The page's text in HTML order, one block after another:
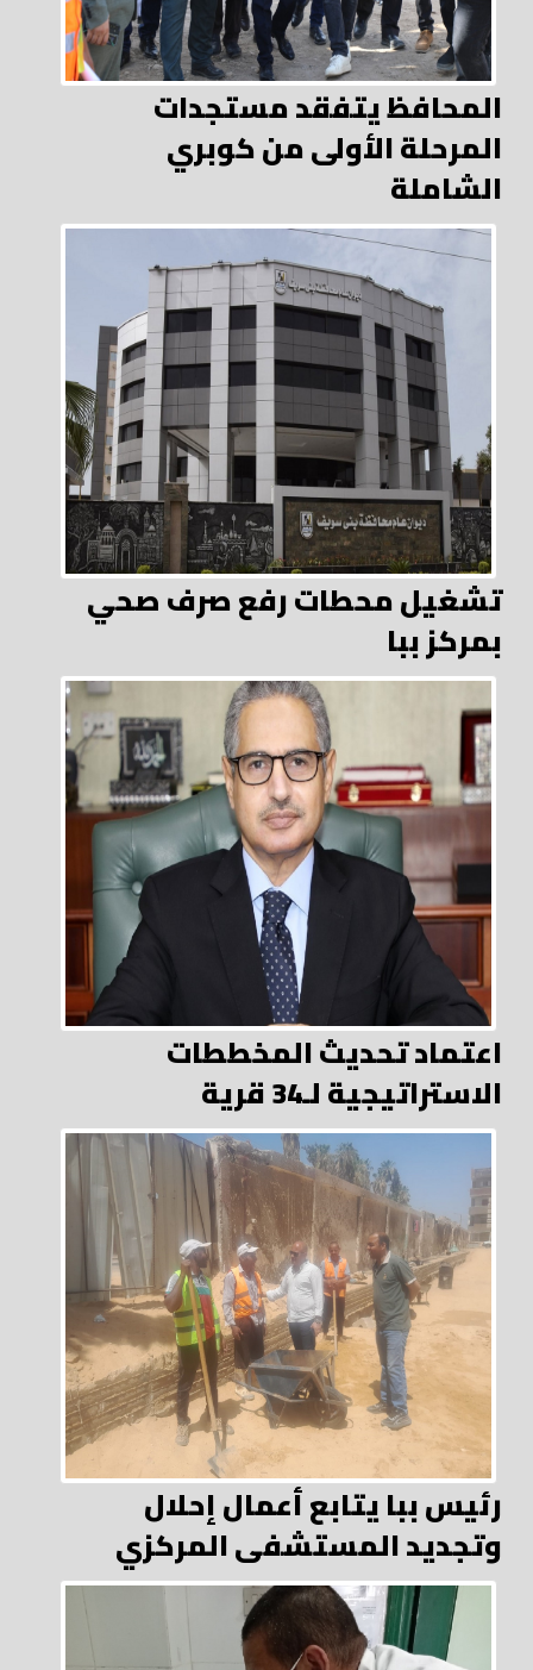
المحافظ يتفقد مستجدات
المرحلة الأولى من كوبري
الشاملة
تشغيل محطات رفع صرف صحي
بمركز ببا
اعتماد تحديث المخططات
الاستراتيجية لـ34 قرية
رئيس ببا يتابع أعمال إحلال
وتجديد المستشفى المركزي